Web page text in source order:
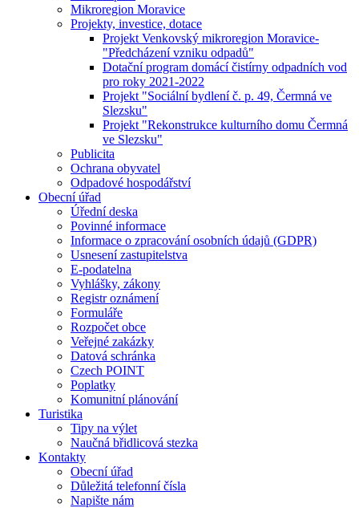
Mikroregion Moravice
Projekty, investice, dotace
Projekt Venkovský mikroregion Moravice-
"Předcházení vzniku odpadů"
Dotační program domácí čistírny odpadních vod
pro roky 2021-2022
Projekt "Sociální bydlení č. p. 49, Čermná ve
Slezsku"
Projekt "Rekonstrukce kulturního domu Čermná
ve Slezsku"
Publicita
Ochrana obyvatel
Odpadové hospodářství
Obecní úřad
Úřední deska
Povinné informace
Informace o zpracování osobních údajů (GDPR)
Usnesení zastupitelstva
E-podatelna
Vyhlášky, zákony
Registr oznámení
Formuláře
Rozpočet obce
Veřejné zakázky
Datová schránka
Czech POINT
Poplatky
Komunitní plánování
Turistika
Tipy na výlet
Naučná břidlicová stezka
Kontakty
Obecní úřad
Důležitá telefonní čísla
Napište nám